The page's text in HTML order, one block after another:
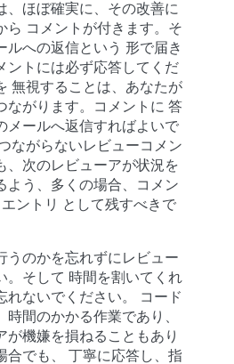
、ほぼ確実に、その改善に
ら コメントが付きます。そ
ルへの返信という 形で届き
ントには必ず応答してくだ
無視することは、あなたが
ながります。コメントに 答
メールへ返信すればよいで
ながらないレビューコメン
、次のレビューアが状況を
よう、多くの場合、コメン
エントリ として残すべきで
うのかを忘れずにレビュー
。そして 時間を割いてくれ
れないでください。 コード
時間のかかる作業であり、
が機嫌を損ねることもあり
合でも、 丁寧に応答し、指